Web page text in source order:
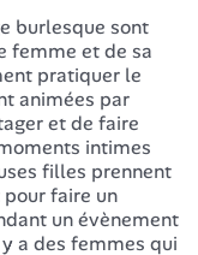
burlesque sont
femme et de sa
pratiquer le
animées par
et de faire
intimes
filles prennent
faire un
un évènement
a des femmes qui